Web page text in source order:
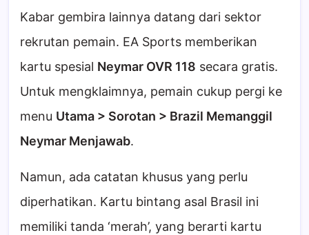
Kabar gembira lainnya datang dari sektor
rekrutan pemain. EA Sports memberikan
kartu spesial Neymar OVR 118 secara gratis.
Untuk mengklaimnya, pemain cukup pergi ke
menu Utama > Sorotan > Brazil Memanggil
Neymar Menjawab.
Namun, ada catatan khusus yang perlu
diperhatikan. Kartu bintang asal Brasil ini
memiliki tanda ‘merah’, yang berarti kartu